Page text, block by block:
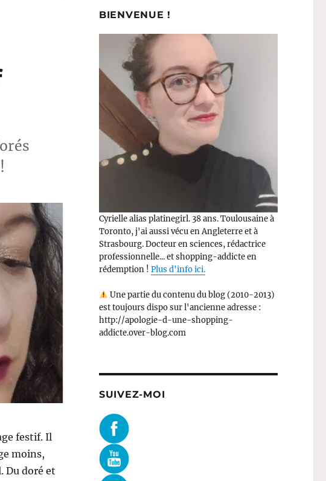
festif. Il
moins,
Du doré et
BIENVENUE !
Cyrielle alias platinegirl. 38 ans. Toulousaine à
Toronto, j'ai aussi vécu en Angleterre et à
Strasbourg. Docteur en sciences, rédactrice
professionnelle... et shopping-addicte en
rédemption ! Plus d'info ici.
Une partie du contenu du blog (2010-2013)
est toujours dispo sur l'ancienne adresse :
http://apologie-d-une-shopping-
addicte.over-blog.com
SUIVEZ-MOI